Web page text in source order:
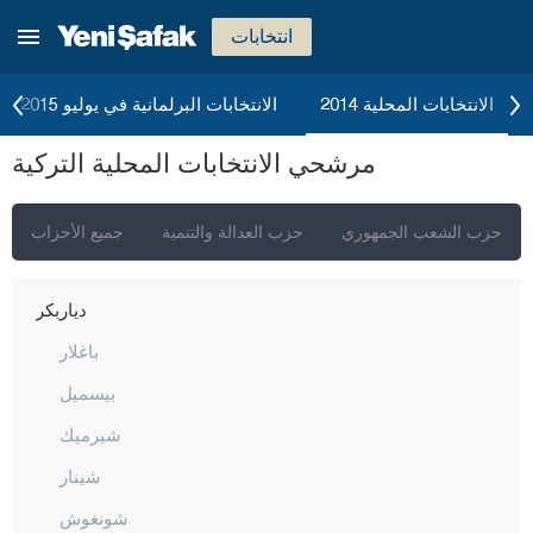
انتخابات
الانتخابات البرلمانية في يوليو 2015 الانتخابات المحلية 2014
مرشحي الانتخابات المحلية التركية
جميع الأحزاب حزب العدالة والتنمية حزب الشعب الجمهوري
بوردور
جناق قلعة
شانكيري
دينيزلي
دياربكر
باغلار
بيسميل
شيرميك
شينار
شونغوش